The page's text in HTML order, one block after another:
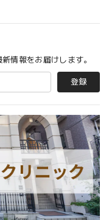
情報をお届けします。
登録